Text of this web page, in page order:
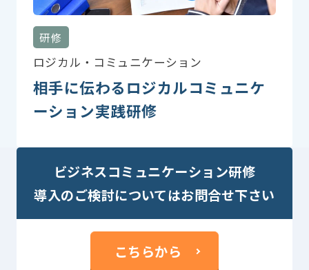
研修
ロジカル・コミュニケーション
相手に伝わるロジカルコミュニケ
ーション実践研修
ビジネスコミュニケーション研修
導入のご検討についてはお問合せ下さい
こちらから